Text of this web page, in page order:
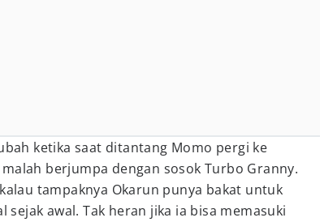
ketika saat ditantang Momo pergi ke
berjumpa dengan sosok Turbo Granny.
tampaknya Okarun punya bakat untuk
awal. Tak heran jika ia bisa memasuki